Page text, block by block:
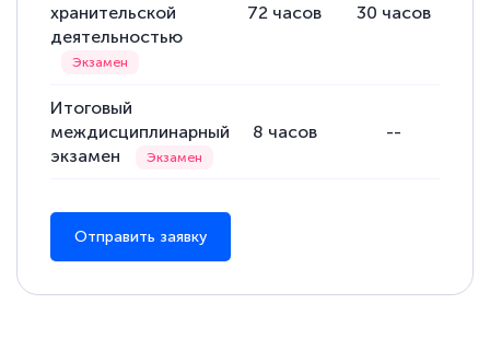
хранительской
деятельностью
72 часов 30 часов
Итоговый
междисциплинарный
экзамен
8 часов --
Отправить заявку